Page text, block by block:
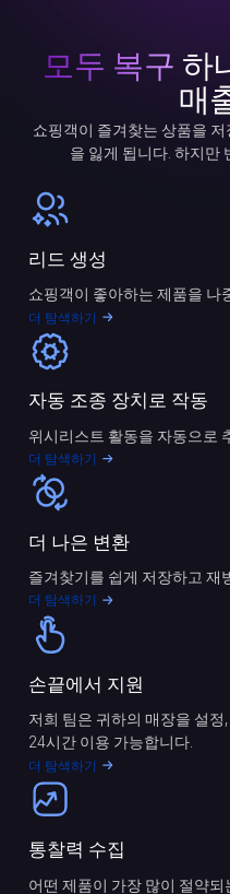
모두 복구 하
매
쇼핑객이 즐겨찾는 상품을
을 잃게 됩니다. 하지만
리드 생성
쇼핑객이 좋아하는 제품을 나
더 탐색하기
자동 조종 장치로 작동
위시리스트 활동을 자동으로
더 탐색하기
더 나은 변환
즐겨찾기를 쉽게 저장하고 재
더 탐색하기
손끝에서 지원
저희 팀은 귀하의 매장을 설
24시간 이용 가능합니다.
더 탐색하기
통찰력 수집
어떤 제품이 가장 많이 절약